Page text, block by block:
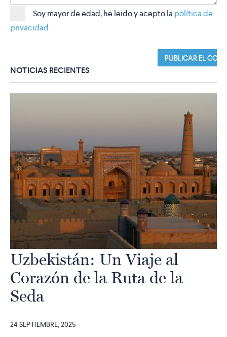
Soy mayor de edad, he leido y acepto la política de
privacidad
NOTICIAS RECIENTES
Uzbekistán: Un Viaje al
Corazón de la Ruta de la
Seda
24 SEPTIEMBRE, 2025